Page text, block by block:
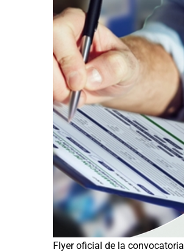
Flyer oficial de la convocatoria